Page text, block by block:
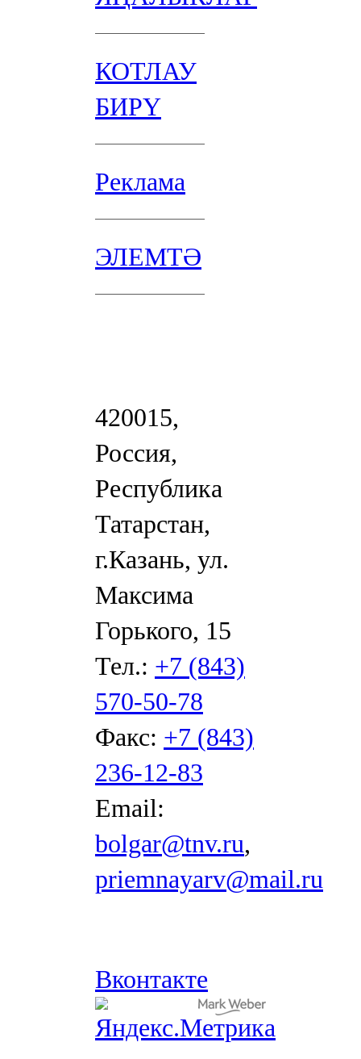
КОТЛАУ
БИРҮ
Реклама
ЭЛЕМТӘ
420015,
Россия,
Республика
Татарстан,
г.Казань, ул.
Максима
Горького, 15
Тел.: +7 (843)
570-50-78
Факс: +7 (843)
236-12-83
Email:
bolgar@tnv.ru,
priemnayarv@mail.ru
Вконтакте